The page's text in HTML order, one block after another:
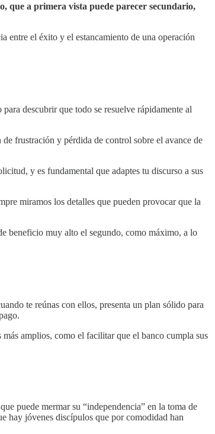
que a primera vista puede parecer secundario,
entre el éxito y el estancamiento de una operación
descubrir que todo se resuelve rápidamente al
frustración y pérdida de control sobre el avance de
y es fundamental que adaptes tu discurso a sus
miramos los detalles que pueden provocar que la
beneficio muy alto el segundo, como máximo, a lo
te reúnas con ellos, presenta un plan sólido para
amplios, como el facilitar que el banco cumpla sus
puede mermar su “independencia” en la toma de
hay jóvenes discípulos que por comodidad han